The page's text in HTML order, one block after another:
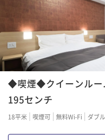
【ロングステイ◆素泊り
時間ステイプラン
◆喫煙◆クイーンル
195センチ
18平米 喫煙可 無料Wi-Fi ダブル